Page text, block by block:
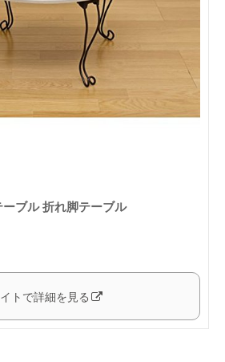
ブル 折れ脚テーブル
トで詳細を見る